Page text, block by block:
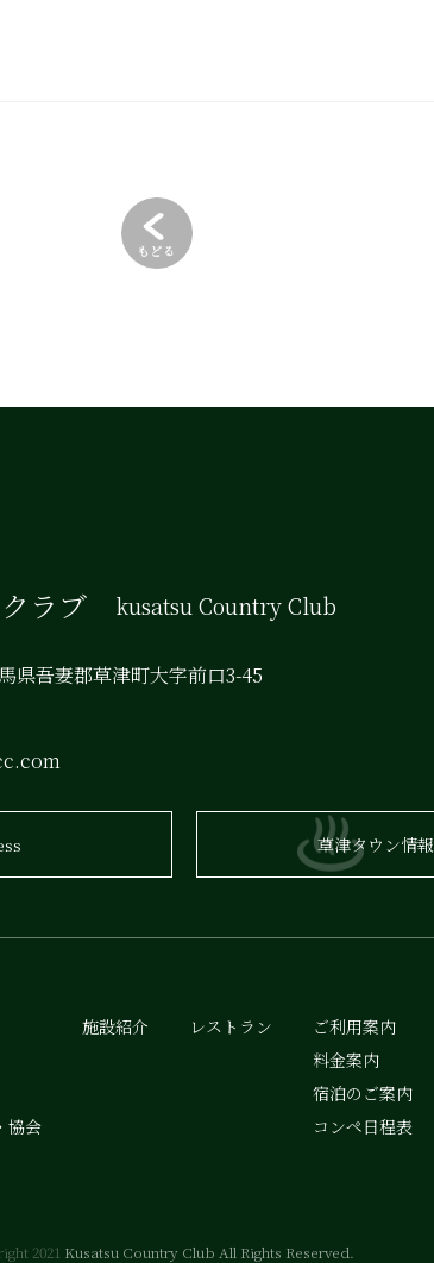
ラブ kusatsu Country Club
県吾妻郡草津町大字前口3-45
草津タウン情報
協会
施設紹介 レストラン
ご利用案内
料金案内
宿泊のご案内
コンペ日程表
2021 Kusatsu Country Club All Rights Reserved.